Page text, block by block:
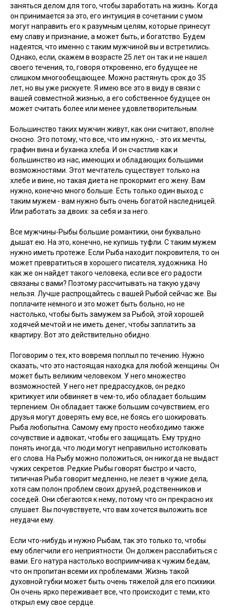
заняться делом для того, чтобы заработать на жизнь. Когда
он принимается за это, его интуиция в сочетании с умом
могут направить его к разумным целям, которые принесут
ему славу и признание, а может быть, и богатство. Будем
надеятся, что именно с таким мужчиной вы и встретились.
Однако, если, скажем в возрасте 25 лет он так и не нашел
своего течения, то, говоря откровенно, его будущее не
слишком многообещающее. Можно растянуть срок до 35
лет, но вы уже рискуете. Я имею все это в виду в связи с
вашей совместной жизнью, а его собственное будущее он
может считать более или менее удовлетворительным.
Большинство таких мужчин живут, как они считают, вполне
сносно. Это потому, что все, что им нужно, - это их мечты,
графин вина и буханка хлеба. И он счастлив как и
большинство из нас, имеющих и обладающих большими
возможностями. Этот мечтатель существует только на
хлебе и вине, но такая диета не прокормит его жену. Вам
нужно, конечно много больше. Есть только один выход с
таким мужем - вам нужно быть очень богатой наследницей.
Или работать за двоих: за себя и за него.
Все мужчины-Рыбы большие романтики, они буквально
дышат ею. На это, конечно, не купишь туфли. С таким мужем
нужно иметь протеже. Если Рыба находит покровителя, то он
может превратиться в хорошего писателя, художника. Но
как же он найдет такого человека, если все его радости
связаны с вами? Поэтому рассчитывать на такую удачу
нельзя. Лучше распрощайтесь с вашей Рыбой сейчас же. Вы
поплачите немного и это может быть больно, но не
настолько, чтобы быть замужем за Рыбой, этой хорошей
ходячей мечтой и не иметь денег, чтобы заплатить за
квартиру. Вот это действительно обидно.
Поговорим о тех, кто вовремя поплыл по течению. Нужно
сказать, что это настоящая находка для любой женщины. Он
может быть великим человеком. У него множество
возможностей. У него нет предрассудков, он редко
критикует или обвиняет в чем-то, ибо обладает большим
терпением. Он обладает также большим сочувствием, его
друзья могут доверять ему все, не боясь его шокировать.
Рыба любопытна. Самому ему просто необходимо также
сочувствие и адвокат, чтобы его защищать. Ему трудно
понять иногда, что люди могут неправильно истолковать
его слова. На Рыбу можно положиться, он никогда не выдаст
чужих секретов. Редкие Рыбы говорят быстро и часто,
типичная Рыба говорит медленно, не лезет в чужие дела,
хотя сам полон проблем своих друзей, родственников и
соседей. Они сбегаются к нему, потому что он прекрасно их
слушает. Вы почувствуете, что вам хочется выложить все
неудачи ему.
Если что-нибудь и нужно Рыбам, так это только то, чтобы
ему облегчили его неприятности. Он должен расслабиться с
вами. Его натура настолько восприимчива к чужим бедам,
что он пропитан всеми их проблемами. Жизнь такой
духовной губки может быть очень тяжелой для его психики.
Он очень ярко переживает все, что происходит с теми, кто
открыл ему свое сердце.